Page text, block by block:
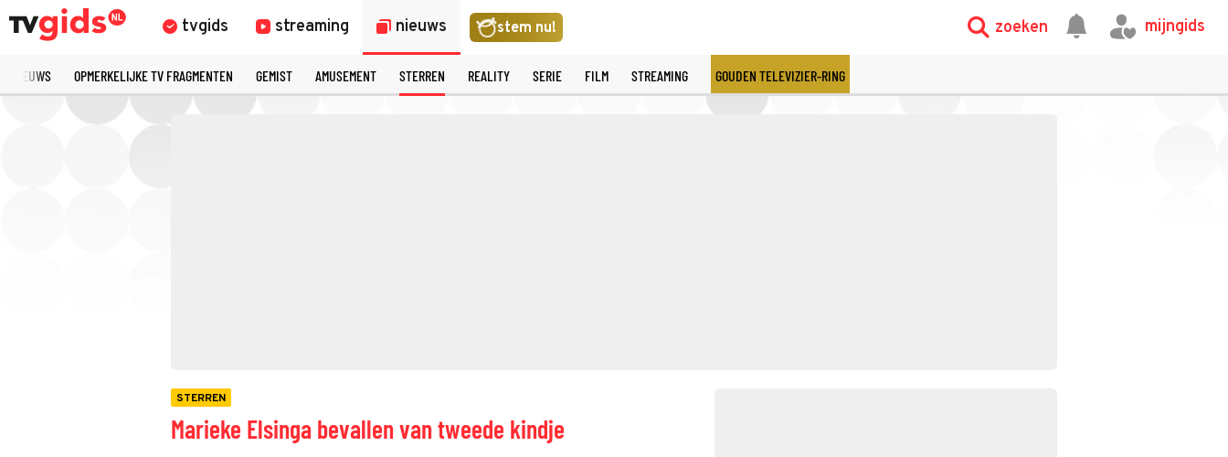
tvgids streaming nieuws stem nu! zoeken mijngids
NIEUWS OPMERKELIJKE TV FRAGMENTEN GEMIST AMUSEMENT STERREN REALITY SERIE FILM STREAMING GOUDEN TELEVIZIER-RING
STERREN
Marieke Elsinga bevallen van tweede kindje